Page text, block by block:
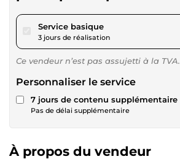
Service basiquepour 288,95 $US
3 jours de réalisation
Ce vendeur n’est pas assujetti à la TVA.
Personnaliser le service
7 jours de contenu supplémentaire
Pas de délai supplémentaire
À propos du vendeur